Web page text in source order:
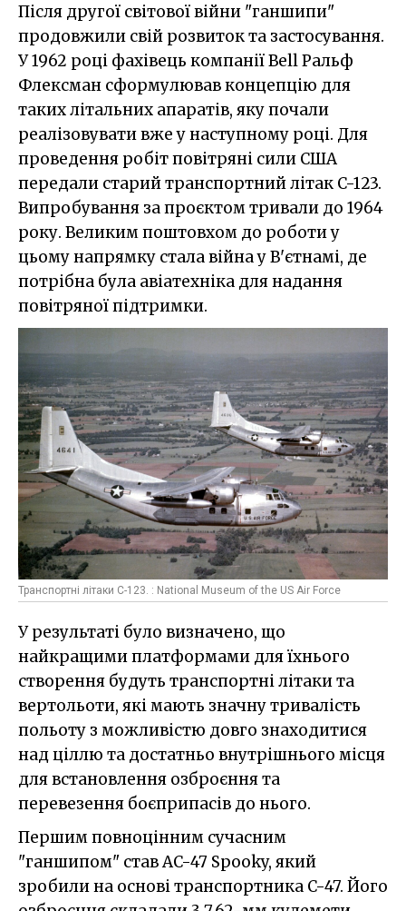
Після другої світової війни "ганшипи"
продовжили свій розвиток та застосування.
У 1962 році фахівець компанії Bell Ральф
Флексман сформулював концепцію для
таких літальних апаратів, яку почали
реалізовувати вже у наступному році. Для
проведення робіт повітряні сили США
передали старий транспортний літак C-123.
Випробування за проєктом тривали до 1964
року. Великим поштовхом до роботи у
цьому напрямку стала війна у В'єтнамі, де
потрібна була авіатехніка для надання
повітряної підтримки.
Транспортні літаки C-123. : National Museum of the US Air Force
У результаті було визначено, що
найкращими платформами для їхнього
створення будуть транспортні літаки та
вертольоти, які мають значну тривалість
польоту з можливістю довго знаходитися
над ціллю та достатньо внутрішнього місця
для встановлення озброєння та
перевезення боєприпасів до нього.
Першим повноцінним сучасним
"ганшипом" став AC-47 Spooky, який
зробили на основі транспортника C-47. Його